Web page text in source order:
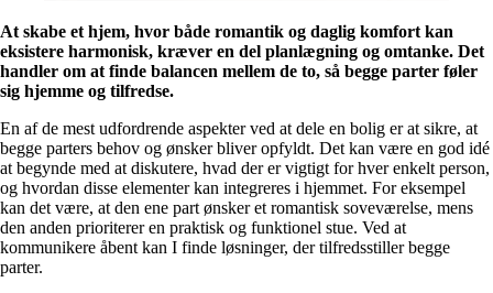
At skabe et hjem, hvor både romantik og daglig komfort kan
eksistere harmonisk, kræver en del planlægning og omtanke. Det
handler om at finde balancen mellem de to, så begge parter føler
sig hjemme og tilfredse.
En af de mest udfordrende aspekter ved at dele en bolig er at sikre, at
begge parters behov og ønsker bliver opfyldt. Det kan være en god idé
at begynde med at diskutere, hvad der er vigtigt for hver enkelt person,
og hvordan disse elementer kan integreres i hjemmet. For eksempel
kan det være, at den ene part ønsker et romantisk soveværelse, mens
den anden prioriterer en praktisk og funktionel stue. Ved at
kommunikere åbent kan I finde løsninger, der tilfredsstiller begge
parter.